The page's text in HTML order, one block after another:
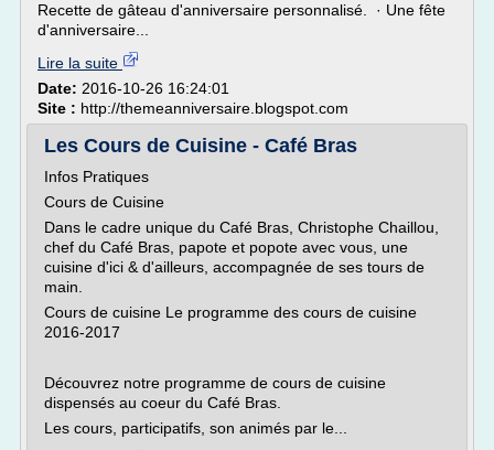
Recette de gâteau d'anniversaire personnalisé. · Une fête
d'anniversaire...
Lire la suite
Date: 2016-10-26 16:24:01
Site : http://themeanniversaire.blogspot.com
Les Cours de Cuisine - Café Bras
Infos Pratiques
Cours de Cuisine
Dans le cadre unique du Café Bras, Christophe Chaillou,
chef du Café Bras, papote et popote avec vous, une
cuisine d'ici & d'ailleurs, accompagnée de ses tours de
main.
Cours de cuisine Le programme des cours de cuisine
2016-2017
Découvrez notre programme de cours de cuisine
dispensés au coeur du Café Bras.
Les cours, participatifs, son animés par le...